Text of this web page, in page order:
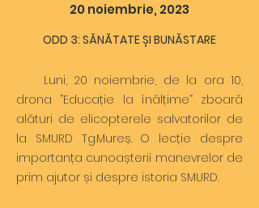
20 noiembrie, 2023
ODD 3: SĂNĂTATE ȘI BUNĂSTARE
Luni, 20 noiembrie, de la ora 10,
drona ”Educație la înălțime” zboară
alături de elicopterele salvatorilor de
la SMURD Tg.Mureș. O lecție despre
importanța cunoașterii manevrelor de
prim ajutor și despre istoria SMURD.